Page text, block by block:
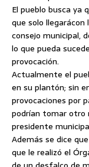
El pueblo busca ya
que solo
consejo municipal,
lo que pueda
provocación.
Actualmente el
en su plantón; sin
provocaciones por
podrían tomar otro
presidente
Además se dice
que le realizó el